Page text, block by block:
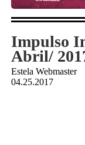
Impulso
Abril/
Estela Webmaster
04.25.2017